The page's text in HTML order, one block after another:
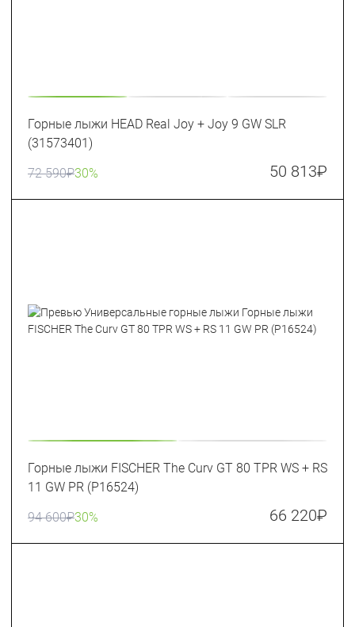
Горные лыжи HEAD Real Joy + Joy 9 GW SLR
(31573401)
72 590₽30% 50 813₽
Горные лыжи FISCHER The Curv GT 80 TPR WS + RS
11 GW PR (P16524)
94 600₽30% 66 220₽